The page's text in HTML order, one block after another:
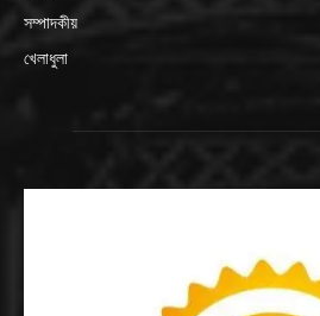
সম্পাদকীয়
খেলাধুলা